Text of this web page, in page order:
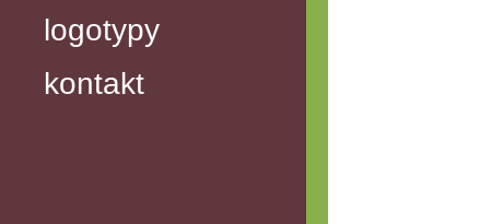
logotypy
kontakt